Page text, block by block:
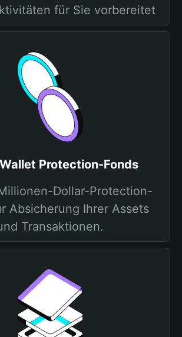
für Sie vorbereitet
Protection-Fonds
Dollar-Protection-
Absicherung Ihrer Assets
Transaktionen.